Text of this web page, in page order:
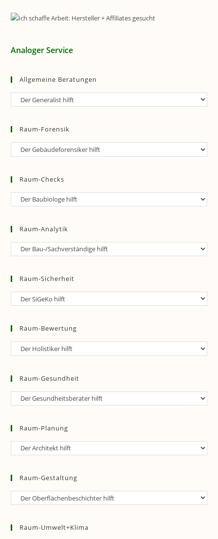
Analoger Service
Allgemeine Beratungen
Allgemeine
Raum-Forensik
Raum-
Raum-Checks
Raum-
Raum-Analytik
Raum-
Raum-Sicherheit
Raum-
Raum-Bewertung
Raum-
Raum-Gesundheit
Raum-
Raum-Planung
Raum-
Raum-Gestaltung
Raum-
Raum-Umwelt+Klima